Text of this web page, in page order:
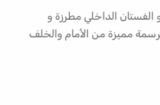
الفستان الداخلي مطرزة و
مميزة من الأمام والخلف